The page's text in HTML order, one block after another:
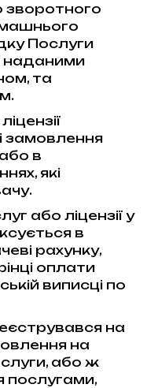
зворотного
Послуги
наданими
та
замовлення
в
які
або ліцензії у
в
рахунку,
оплати
виписці по
на
на
або ж
послугами,